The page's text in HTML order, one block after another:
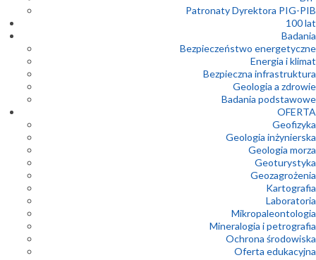
Patronaty Dyrektora PIG-PIB
100 lat
Badania
Bezpieczeństwo energetyczne
Energia i klimat
Bezpieczna infrastruktura
Geologia a zdrowie
Badania podstawowe
OFERTA
Geofizyka
Geologia inżynierska
Geologia morza
Geoturystyka
Geozagrożenia
Kartografia
Laboratoria
Mikropaleontologia
Mineralogia i petrografia
Ochrona środowiska
Oferta edukacyjna